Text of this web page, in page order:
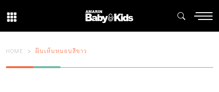
HOME ฝันเห็นหนอนสีขาว